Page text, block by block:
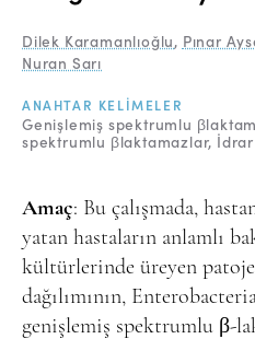
Editoryal Süreç
Yazarlara Bilgi
Dizinler
Telif Hakları
İletişim
Dilek Karamanlıoğlu, Pınar
Nuran Sarı
ANAHTAR KELIMELER
Genişlemiş spektrumlu
spektrumlu βlaktamazlar
Amaç: Bu çalışmada,
yatan hastaların anlamlı
kültürlerinde üreyen
dağılımının,
genişlemiş spektrumlu β-